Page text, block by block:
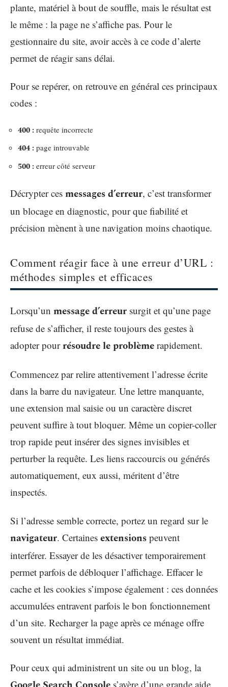
plante, matériel à bout de souffle, mais le résultat est
le même : la page ne s’affiche pas. Pour le
gestionnaire du site, avoir accès à ce code d’alerte
permet de réagir sans délai.
Pour se repérer, on retrouve en général ces principaux
codes :
400 : requête incorrecte
404 : page introuvable
500 : erreur côté serveur
Décrypter ces messages d’erreur, c’est transformer
un blocage en diagnostic, pour que fiabilité et
précision mènent à une navigation moins chaotique.
Comment réagir face à une erreur d’URL :
méthodes simples et efficaces
Lorsqu’un message d’erreur surgit et qu’une page
refuse de s’afficher, il reste toujours des gestes à
adopter pourrésoudre le problème rapidement.
Commencez par relire attentivement l’adresse écrite
dans la barre du navigateur. Une lettre manquante,
une extension mal saisie ou un caractère discret
peuvent suffire à tout bloquer. Même un copier-coller
trop rapide peut insérer des signes invisibles et
perturber la requête. Les liens raccourcis ou générés
automatiquement, eux aussi, méritent d’être
inspectés.
Si l’adresse semble correcte, portez un regard sur le
navigateur. Certaines extensions peuvent
interférer. Essayer de les désactiver temporairement
permet parfois de débloquer l’affichage. Effacer le
cache et les cookies s’impose également : ces données
accumulées entravent parfois le bon fonctionnement
d’un site. Recharger la page après ce ménage offre
souvent un résultat immédiat.
Pour ceux qui administrent un site ou un blog, la
s’avère d’une grande aide.